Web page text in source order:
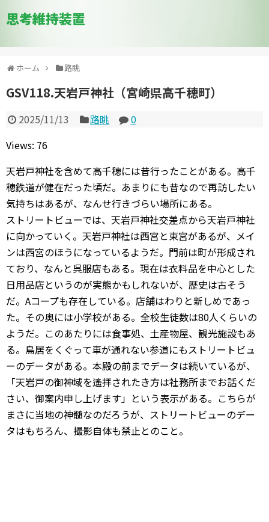
思考維持装置
ホーム 路眺
GSV118.天岩戸神社（宮崎県高千穂町）
2025/11/13 路眺
0
Views: 76
天岩戸神社を含めて高千穂には昔行ったことがある。高千
穂鉄道が健在だった頃だ。あまりにも昔なので再訪したい
気持ちはあるが、なんせ行きづらい場所にある。
ストリートビューでは、天岩戸神社交差点から天岩戸神社
に向かっていく。天岩戸神社は西宮と東宮があるが、メイ
ンは西宮のほうになっているようだ。門前は町が形成され
ており、なんと呉服店もある。現在は衣料品を中心とした
日用品店というのが実態かもしれないが、歴史は古そう
だ。Aコープも存在している。店舗はわりと新しめであっ
た。その奥には小学校がある。全校生徒数は80人くらいの
ようだ。このあたりには食事処、土産物屋、観光施設もあ
る。鳥居をくぐって車が通れない参道にもストリートビュ
ーのデータがある。本殿の前までデータは続いているが、
「天岩戸の御神域を遙拝されたき方は社務所までお話くだ
さい、御案内申し上げます」という表示がある。こちらが
まさに当地の神髄なのだろうが、ストリートビューのデー
タはもちろん、撮影自体も禁止とのこと。